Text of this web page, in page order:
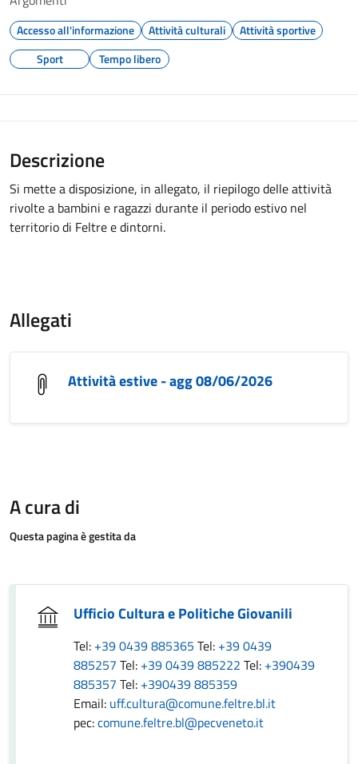
Accesso all'informazione Attività culturali
Attività sportive
Sport
Tempo libero
Descrizione
Si mette a disposizione, in allegato, il riepilogo delle attività
rivolte a bambini e ragazzi durante il periodo estivo nel
territorio di Feltre e dintorni.
Allegati
Attività estive - agg 08/06/2026
A cura di
Questa pagina è gestita da
Ufficio Cultura e Politiche Giovanili
Tel: +39 0439 885365 Tel: +39 0439
885257 Tel: +39 0439 885222 Tel: +390439
885357 Tel: +390439 885359
Email: uff.cultura@comune.feltre.bl.it
pec:comune.feltre.bl@pecveneto.it